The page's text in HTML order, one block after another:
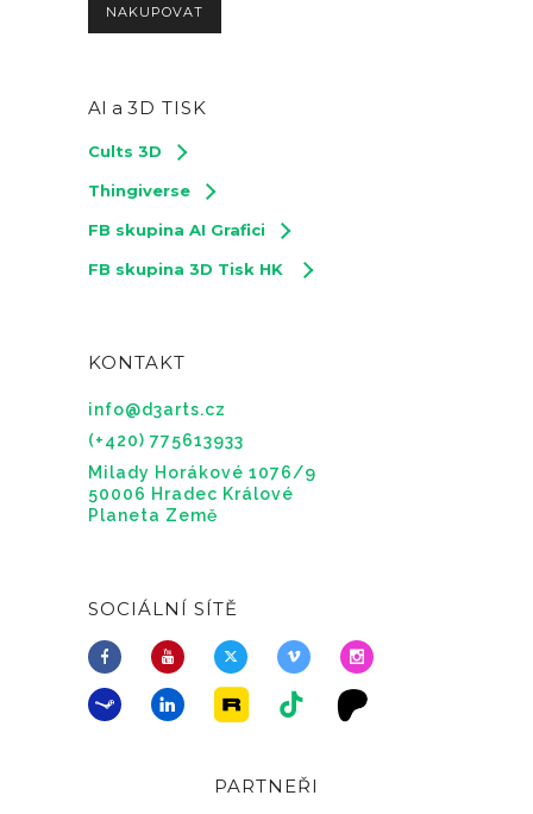
NAKUPOVAT
AI a 3D TISK
Cults 3D
Thingiverse
FB skupina AI Grafici
FB skupina 3D Tisk HK
KONTAKT
info@d3arts.cz
(+420) 775613933
Milady Horákové 1076/9
50006 Hradec Králové
Planeta Země
SOCIÁLNÍ SÍTĚ
PARTNEŘI